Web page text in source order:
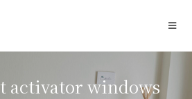
activator windows